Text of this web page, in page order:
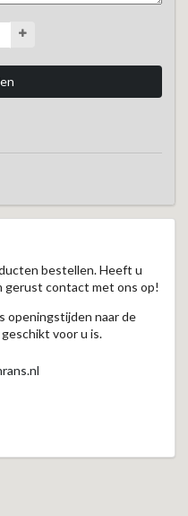
bestellen. Heeft u
gerust contact met ons op!
openingstijden naar de
voor u is.